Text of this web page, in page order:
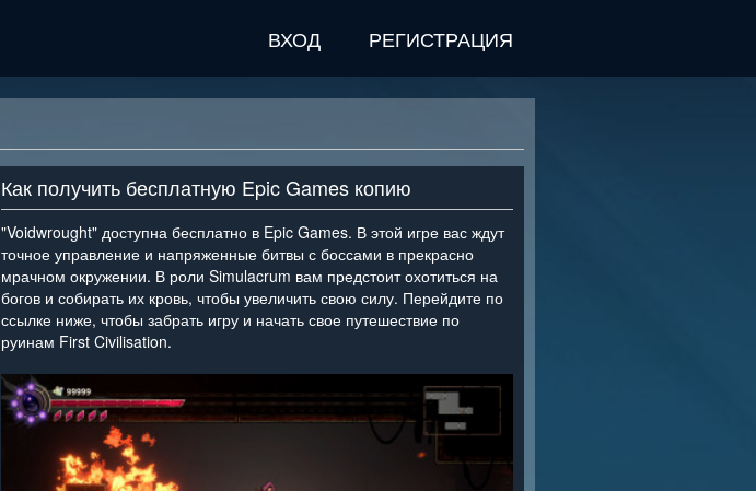
ВХОД РЕГИСТРАЦИЯ
Как получить бесплатную Epic Games копию
"Voidwrought" доступна бесплатно в Epic Games. В этой игре вас ждут
точное управление и напряженные битвы с боссами в прекрасно
мрачном окружении. В роли Simulacrum вам предстоит охотиться на
богов и собирать их кровь, чтобы увеличить свою силу. Перейдите по
ссылке ниже, чтобы забрать игру и начать свое путешествие по
руинам First Civilisation.
< >